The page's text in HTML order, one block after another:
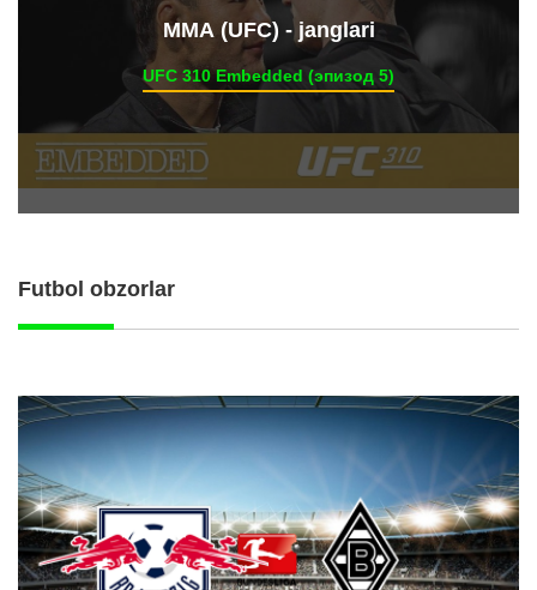
ММА (UFC) - janglari
UFC 310 Embedded (эпизод 5)
Futbol obzorlar